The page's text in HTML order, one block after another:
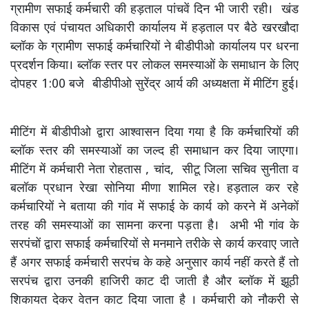
ग्रामीण सफाई कर्मचारी की हड़ताल पांचवें दिन भी जारी रही। खंड
विकास एवं पंचायत अधिकारी कार्यालय में हड़ताल पर बैठे खरखौदा
ब्लॉक के ग्रामीण सफाई कर्मचारियों ने बीडीपीओ कार्यालय पर धरना
प्रदर्शन किया। ब्लॉक स्तर पर लोकल समस्याओं के समाधान के लिए
दोपहर 1:00 बजे बीडीपीओ सुरेंद्र आर्य की अध्यक्षता में मीटिंग हुई।
मीटिंग में बीडीपीओ द्वारा आश्वासन दिया गया है कि कर्मचारियों की
ब्लॉक स्तर की समस्याओं का जल्द ही समाधान कर दिया जाएगा।
मीटिंग में कर्मचारी नेता रोहतास , चांद, सीटू जिला सचिव सुनीता व
बलॉक प्रधान रेखा सोनिया मीणा शामिल रहे। हड़ताल कर रहे
कर्मचारियों ने बताया की गांव में सफाई के कार्य को करने में अनेकों
तरह की समस्याओं का सामना करना पड़ता है। अभी भी गांव के
सरपंचों द्वारा सफाई कर्मचारियों से मनमाने तरीके से कार्य करवाए जाते
हैं अगर सफाई कर्मचारी सरपंच के कहे अनुसार कार्य नहीं करते हैं तो
सरपंच द्वारा उनकी हाजिरी काट दी जाती है और ब्लॉक में झूठी
शिकायत देकर वेतन काट दिया जाता है । कर्मचारी को नौकरी से